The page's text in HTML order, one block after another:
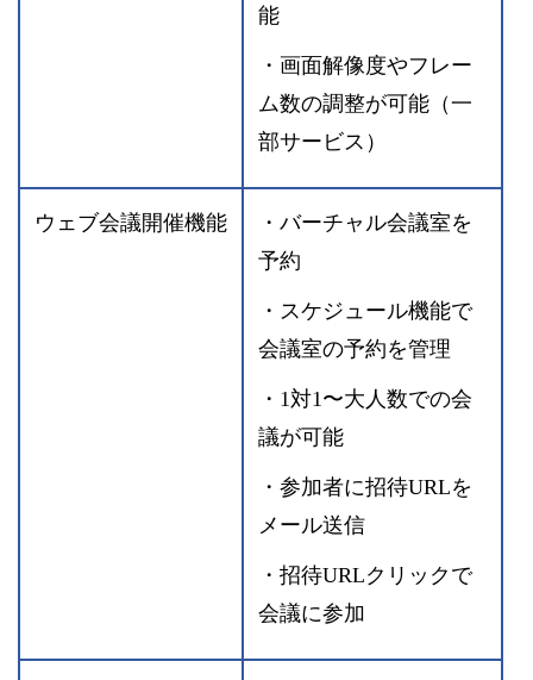
能
・画面解像度やフレー
ム数の調整が可能（一
部サービス）
ウェブ会議開催機能
・バーチャル会議室を
予約
・スケジュール機能で
会議室の予約を管理
・1対1〜大人数での会
議が可能
・参加者に招待URLを
メール送信
・招待URLクリックで
会議に参加